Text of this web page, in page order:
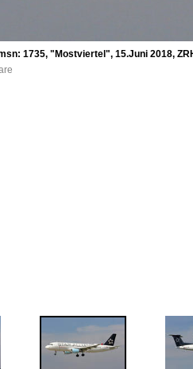
1735, "Mostviertel", 15.Juni 2018,